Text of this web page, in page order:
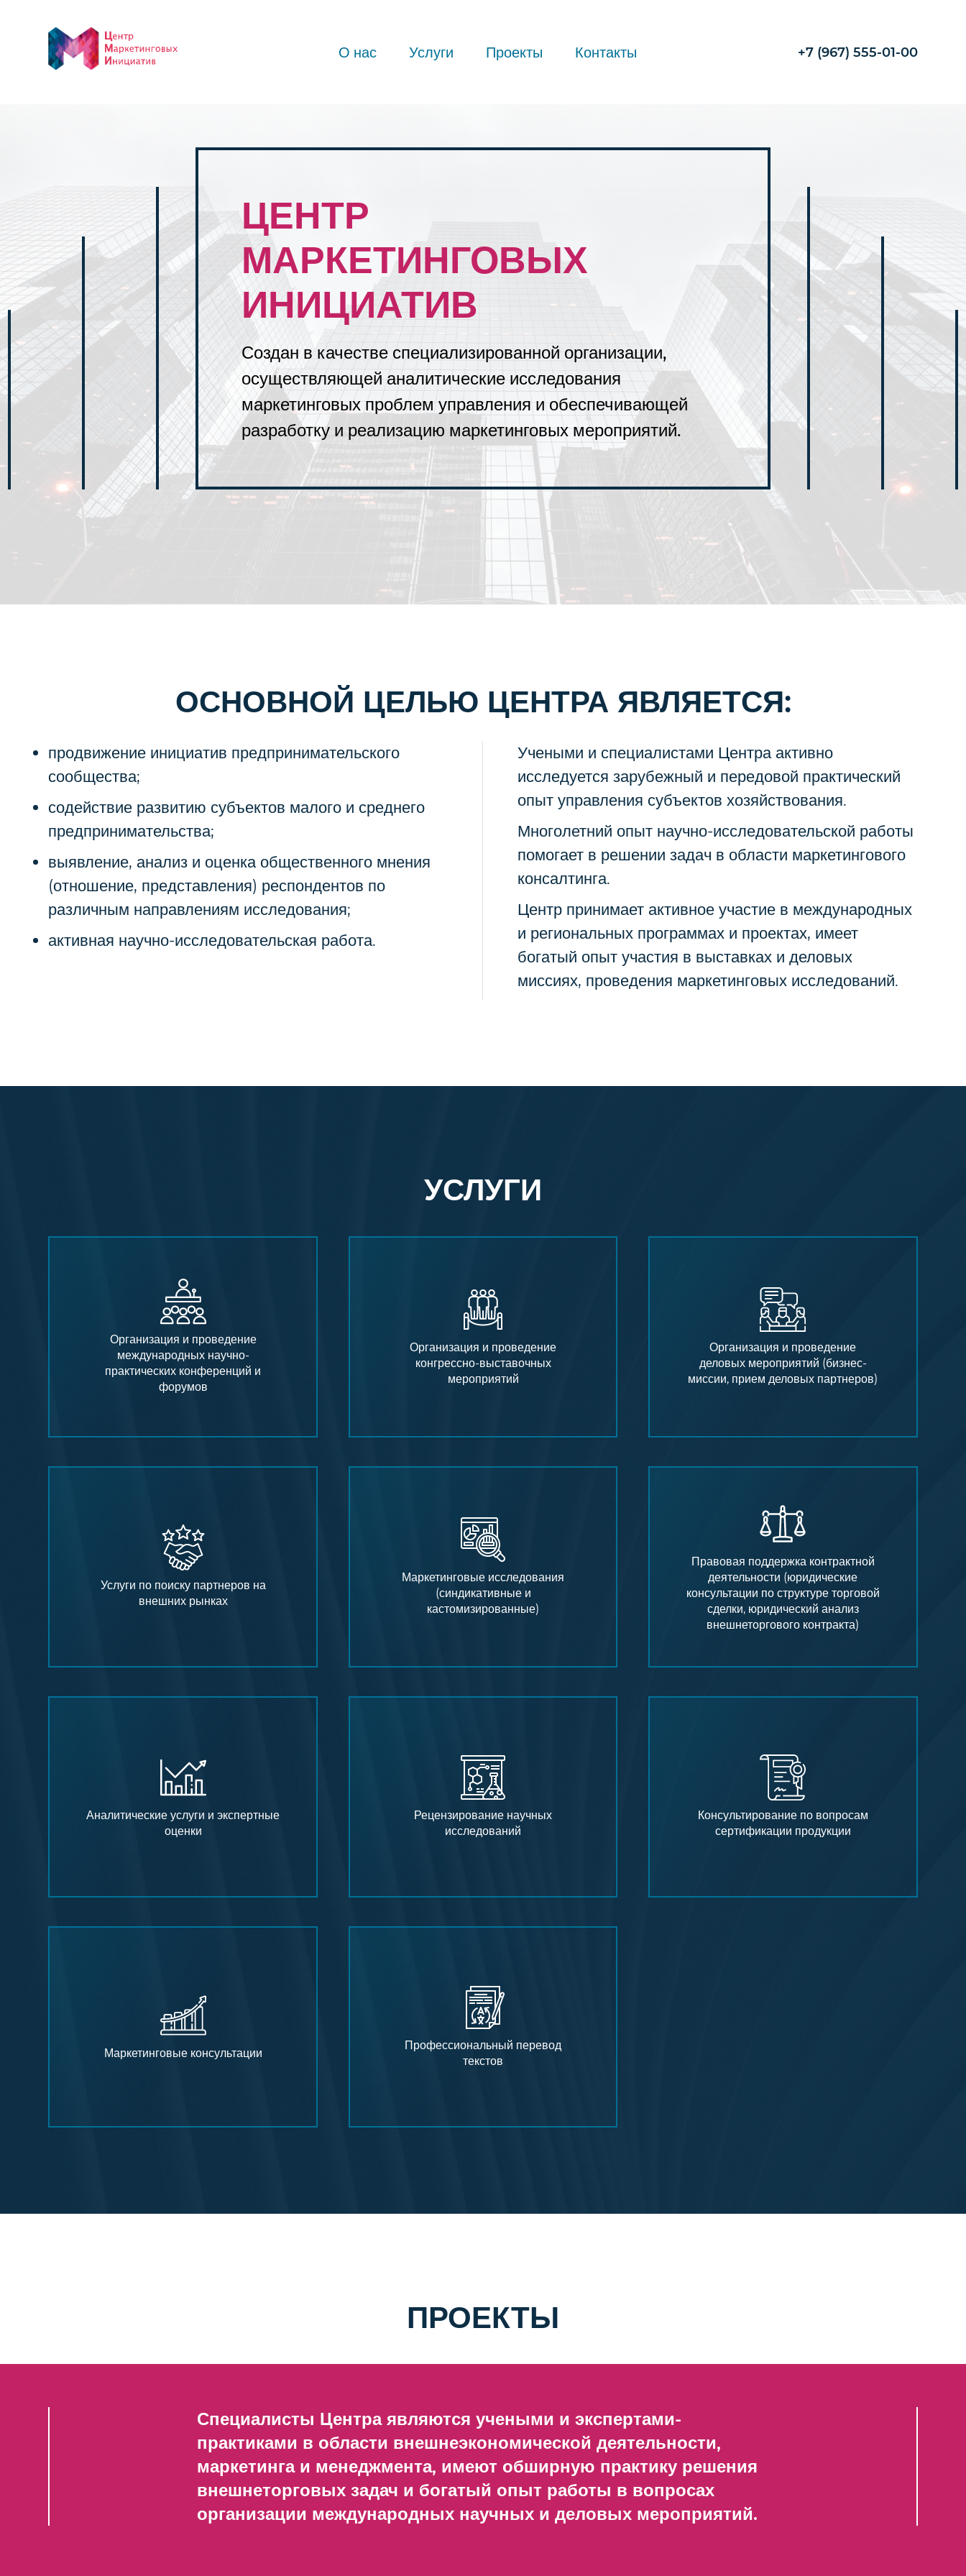
О нас Услуги Проекты Контакты +7 (967) 555-01-00
ЦЕНТР
МАРКЕТИНГОВЫХ
ИНИЦИАТИВ
Создан в качестве специализированной организации,
осуществляющей аналитические исследования
маркетинговых проблем управления и обеспечивающей
разработку и реализацию маркетинговых мероприятий.
ОСНОВНОЙ ЦЕЛЬЮ ЦЕНТРА ЯВЛЯЕТСЯ:
продвижение инициатив предпринимательского
сообщества;
содействие развитию субъектов малого и среднего
предпринимательства;
выявление, анализ и оценка общественного мнения
(отношение, представления) респондентов по
различным направлениям исследования;
активная научно-исследовательская работа.
Учеными и специалистами Центра активно
исследуется зарубежный и передовой практический
опыт управления субъектов хозяйствования.
Многолетний опыт научно-исследовательской работы
помогает в решении задач в области маркетингового
консалтинга.
Центр принимает активное участие в международных
и региональных программах и проектах, имеет
богатый опыт участия в выставках и деловых
миссиях, проведения маркетинговых исследований.
УСЛУГИ
Организация и проведение
международных научно-
практических конференций и
форумов
Организация и проведение
конгрессно-выставочных
мероприятий
Организация и проведение
деловых мероприятий (бизнес-
миссии, прием деловых партнеров)
Услуги по поиску партнеров на
внешних рынках
Маркетинговые исследования
(синдикативные и
кастомизированные)
Правовая поддержка контрактной
деятельности (юридические
консультации по структуре торговой
сделки, юридический анализ
внешнеторгового контракта)
Аналитические услуги и экспертные
оценки
Рецензирование научных
исследований
Консультирование по вопросам
сертификации продукции
Маркетинговые консультации
Профессиональный перевод
текстов
ПРОЕКТЫ
Специалисты Центра являются учеными и экспертами-
практиками в области внешнеэкономической деятельности,
маркетинга и менеджмента, имеют обширную практику решения
внешнеторговых задач и богатый опыт работы в вопросах
организации международных научных и деловых мероприятий.